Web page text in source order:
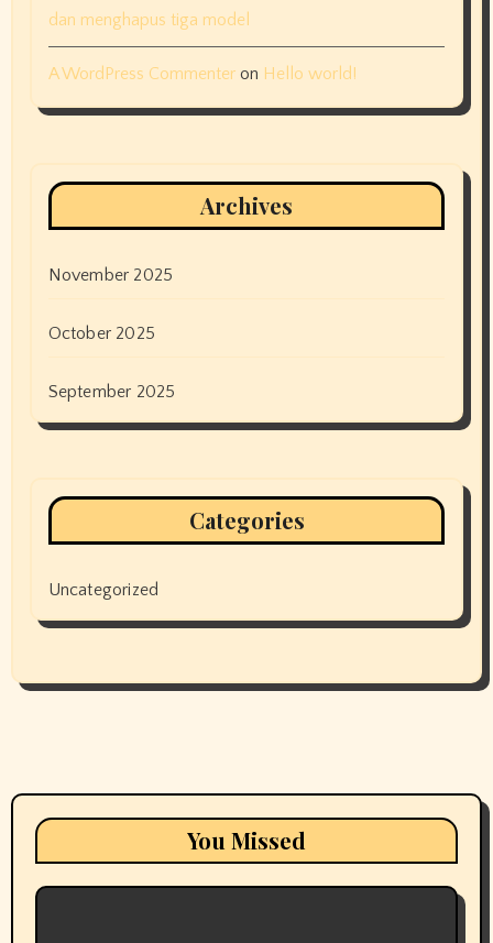
dan menghapus tiga model
A WordPress Commenteron Hello world!
Archives
November 2025
October 2025
September 2025
Categories
Uncategorized
You Missed